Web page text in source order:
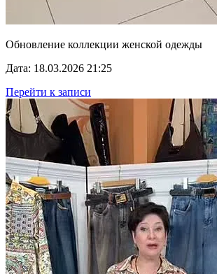
Обновление коллекции женской одежды
Дата: 18.03.2026 21:25
Перейти к записи